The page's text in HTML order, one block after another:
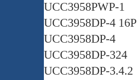
UCC3958PWP-1
UCC3958DP-4 16P
UCC3958DP-4
UCC3958DP-324
UCC3958DP-3.4.2